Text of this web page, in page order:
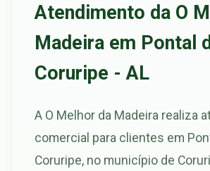
Atendimento da O
Madeira em Pontal
Coruripe - AL
A O Melhor da Madeira realiza
comercial para clientes em
Coruripe, no município de